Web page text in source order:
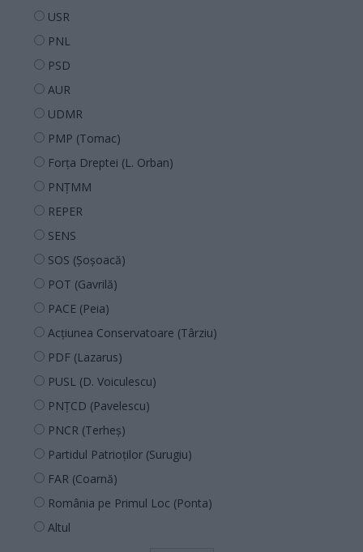
USR
PNL
PSD
AUR
UDMR
PMP (Tomac)
Forța Dreptei (L. Orban)
PNȚMM
REPER
SENS
SOS (Șoșoacă)
POT (Gavrilă)
PACE (Peia)
Acțiunea Conservatoare (Târziu)
PDF (Lazarus)
PUSL (D. Voiculescu)
PNȚCD (Pavelescu)
PNCR (Terheș)
Partidul Patrioților (Surugiu)
FAR (Coarnă)
România pe Primul Loc (Ponta)
Altul